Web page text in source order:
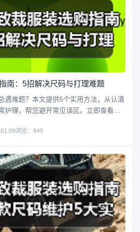
南：5招解决尺码与打理难题
遇难题？本文提供5个实用方法，从认清
护理，帮您避开常见误区。立即查看时
服装选购与维护。
浏览：940